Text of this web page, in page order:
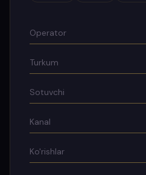
Operator
Turkum
Sotuvchi
Kanal
Ko'rishlar